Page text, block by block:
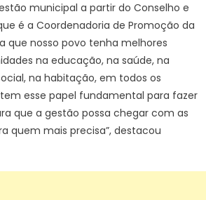
municipal a partir do Conselho e
é a Coordenadoria de Promoção da
que nosso povo tenha melhores
na educação, na saúde, na
na habitação, em todos os
esse papel fundamental para fazer
que a gestão possa chegar com as
quem mais precisa”, destacou